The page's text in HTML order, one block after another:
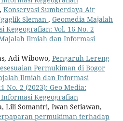
Konservasi Sumberdaya Air
Sleman , Geomedia Majalah
Kegeografian: Vol. 16 No. 2
Ilmiah dan Informasi
Adi Wibowo, Pengaruh Lereng
Permukiman di Bogor
Ilmiah dan Informasi
No. 2 (2023): Geo Media:
Kegeografian
Lili Somantri, Iwan Setiawan,
permukiman terhadap